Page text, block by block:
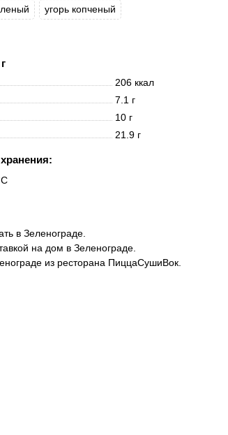
угорь копченый
206 ккал
7.1 г
10 г
21.9 г
в Зеленограде.
на дом в Зеленограде.
из ресторана ПиццаСушиВок.